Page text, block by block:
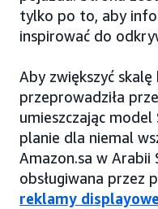
tylko po to, aby
inspirować do
Aby zwiększyć skalę
przeprowadziła
umieszczając
planie dla niemal
Amazon.sa w Arabii
obsługiwana przez
reklamy displayowe